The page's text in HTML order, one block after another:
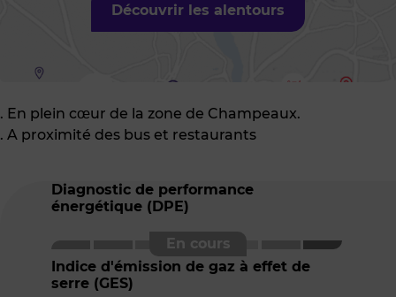
Découvrir les alentours
. En plein cœur de la zone de Champeaux.
. A proximité des bus et restaurants
Diagnostic de performance
énergétique (DPE)
Indice d'émission de gaz à effet de
serre (GES)